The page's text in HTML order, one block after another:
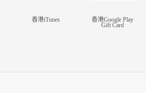
【嚮往的生活 —— 藏在心底
摩爾莊園的世界中，每位小
香港iTunes 香港Google Play
Gift Card